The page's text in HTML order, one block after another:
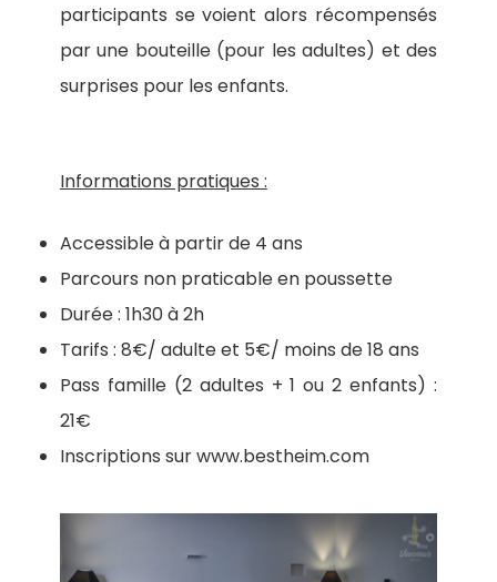
participants se voient alors récompensés
par une bouteille (pour les adultes) et des
surprises pour les enfants.
Informations pratiques :
Accessible à partir de 4 ans
Parcours non praticable en poussette
Durée : 1h30 à 2h
Tarifs : 8€/ adulte et 5€/ moins de 18 ans
Pass famille (2 adultes + 1 ou 2 enfants) :
21€
Inscriptions sur www.bestheim.com